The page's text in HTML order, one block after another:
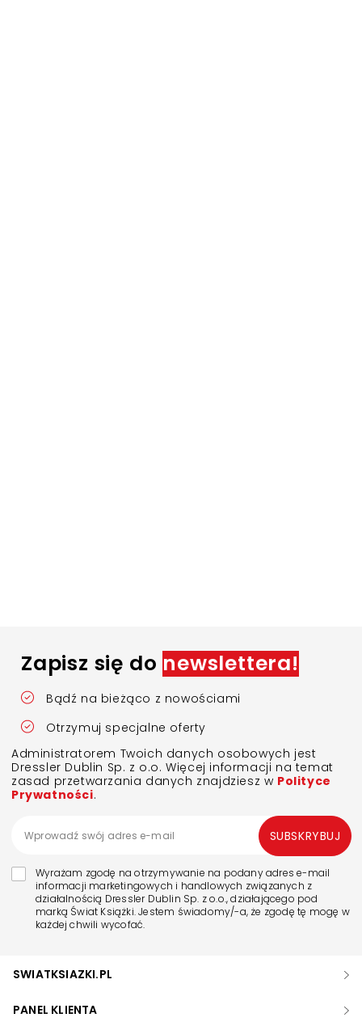
Zapisz się do newslettera!
Bądź na bieżąco z nowościami
Otrzymuj specjalne oferty
Administratorem Twoich danych osobowych jest
Dressler Dublin Sp. z o.o. Więcej informacji na temat
zasad przetwarzania danych znajdziesz w Polityce
Prywatności.
Wyrażam zgodę na otrzymywanie na podany adres e-mail
informacji marketingowych i handlowych związanych z
działalnością Dressler Dublin Sp. z o.o., działającego pod
marką Świat Książki. Jestem świadomy/-a, że zgodę tę mogę w
każdej chwili wycofać.
SUBSKRYBUJ
SWIATKSIAZKI.PL
PANEL KLIENTA